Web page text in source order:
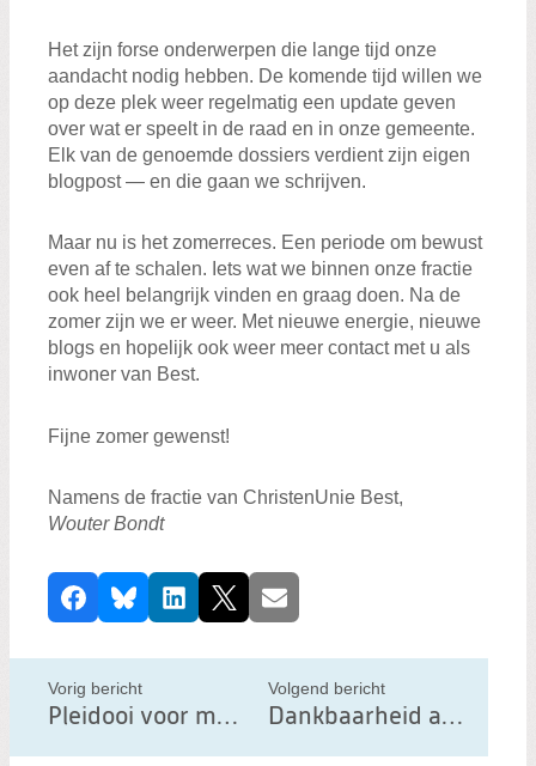
Het zijn forse onderwerpen die lange tijd onze
aandacht nodig hebben. De komende tijd willen we
op deze plek weer regelmatig een update geven
over wat er speelt in de raad en in onze gemeente.
Elk van de genoemde dossiers verdient zijn eigen
blogpost — en die gaan we schrijven.
Maar nu is het zomerreces. Een periode om bewust
even af te schalen. Iets wat we binnen onze fractie
ook heel belangrijk vinden en graag doen. Na de
zomer zijn we er weer. Met nieuwe energie, nieuwe
blogs en hopelijk ook weer meer contact met u als
inwoner van Best.
Fijne zomer gewenst!
Namens de fractie van ChristenUnie Best,
Wouter Bondt
D
e
e
l
d
FacebookBlueskyLinkedIn
X E-mail
Vorig bericht
Pleidooi voor meer aandacht voor arbeidsmigranten
Volgend bericht
Dankbaarheid als kompas in tijden van bezuinigingen